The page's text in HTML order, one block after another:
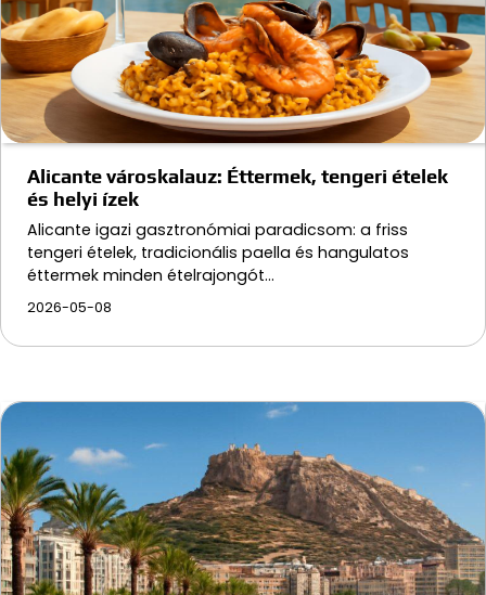
Alicante városkalauz: Éttermek, tengeri ételek
és helyi ízek
Alicante igazi gasztronómiai paradicsom: a friss
tengeri ételek, tradicionális paella és hangulatos
éttermek minden ételrajongót…
2026-05-08